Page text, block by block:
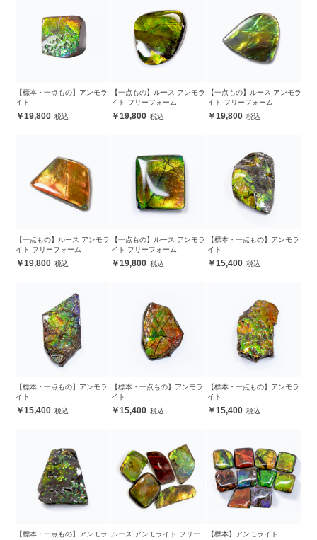
【標本・一点もの】アンモラ
イト
19,800
【一点もの】ルース アンモラ
イト フリーフォーム
19,800
【一点もの】ルース アンモラ
イト フリーフォーム
19,800
【一点もの】ルース アンモラ
イト フリーフォーム
19,800
【一点もの】ルース アンモラ
イト フリーフォーム
19,800
【標本・一点もの】アンモラ
イト
15,400
【標本・一点もの】アンモラ
イト
15,400
【標本・一点もの】アンモラ
イト
15,400
【標本・一点もの】アンモラ
イト
15,400
【標本・一点もの】アンモラ ルース アンモライト フリー 【標本】アンモライト